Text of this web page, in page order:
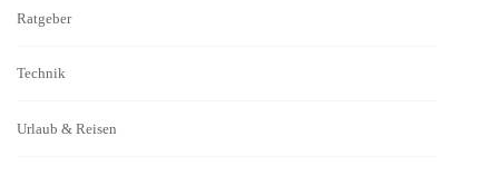
Ratgeber
Technik
Urlaub & Reisen